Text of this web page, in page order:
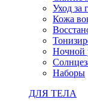
Уход за
Кожа
Ночной
Наборы
ДЛЯ ТЕЛА